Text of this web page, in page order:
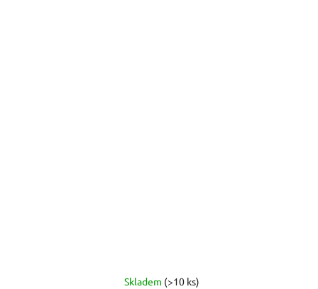
Skladem (>10 ks)